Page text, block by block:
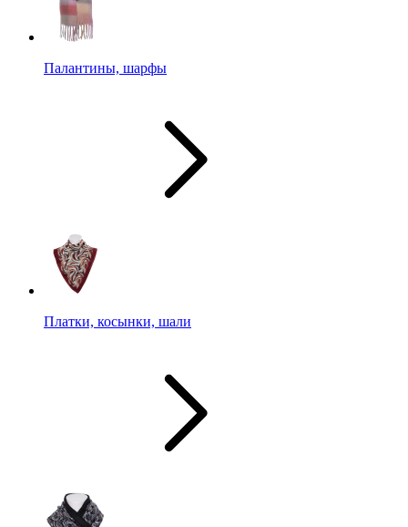
Палантины, шарфы
Платки, косынки, шали